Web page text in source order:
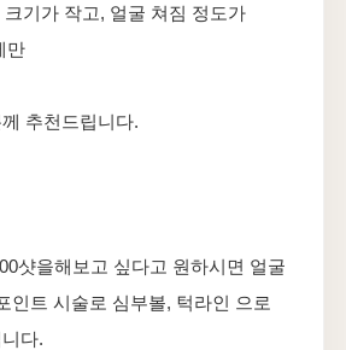
기가 작고, 얼굴 쳐짐 정도가
만
추천드립니다.
샷을해보고 싶다고 원하시면 얼굴
인트 시술로 심부볼, 턱라인 으로
다.